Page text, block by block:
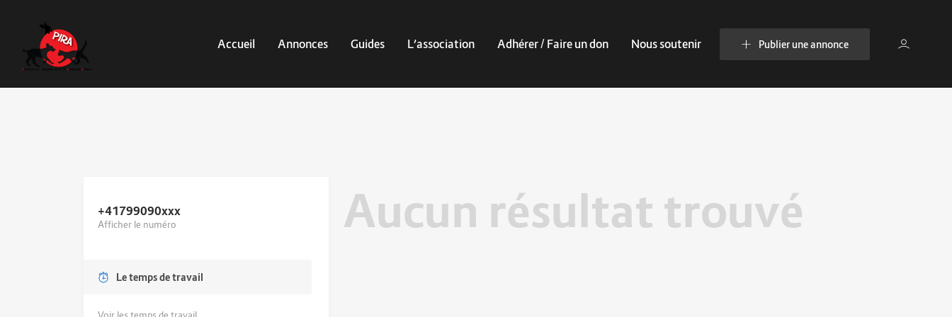
Accueil Annonces Guides L’association Adhérer / Faire un don Nous soutenir Publier une annonce
+41799090xxx
Afficher le numéro
Le temps de travail
Aucun résultat trouvé